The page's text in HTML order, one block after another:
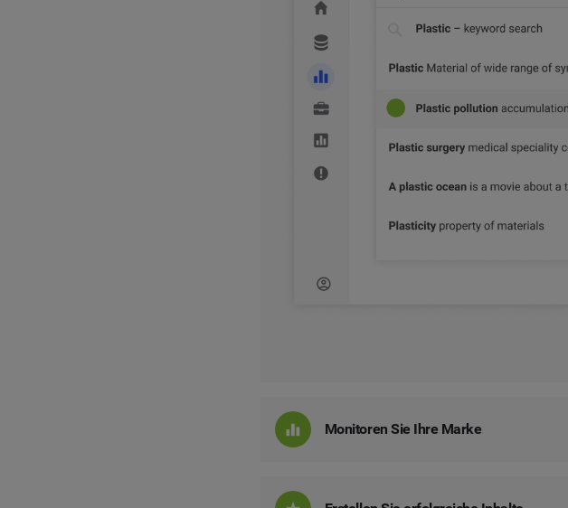
Monitoren Sie Ihre Marke